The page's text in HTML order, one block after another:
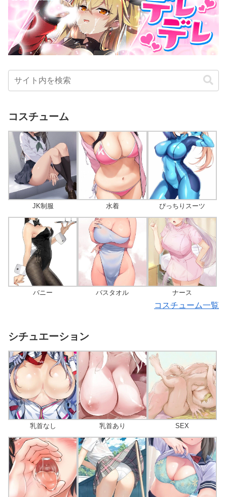
コスチューム
JK制服 水着 ぴっちりスーツ
バニー バスタオル ナース
コスチューム一覧
シチュエーション
乳首なし 乳首あり SEX